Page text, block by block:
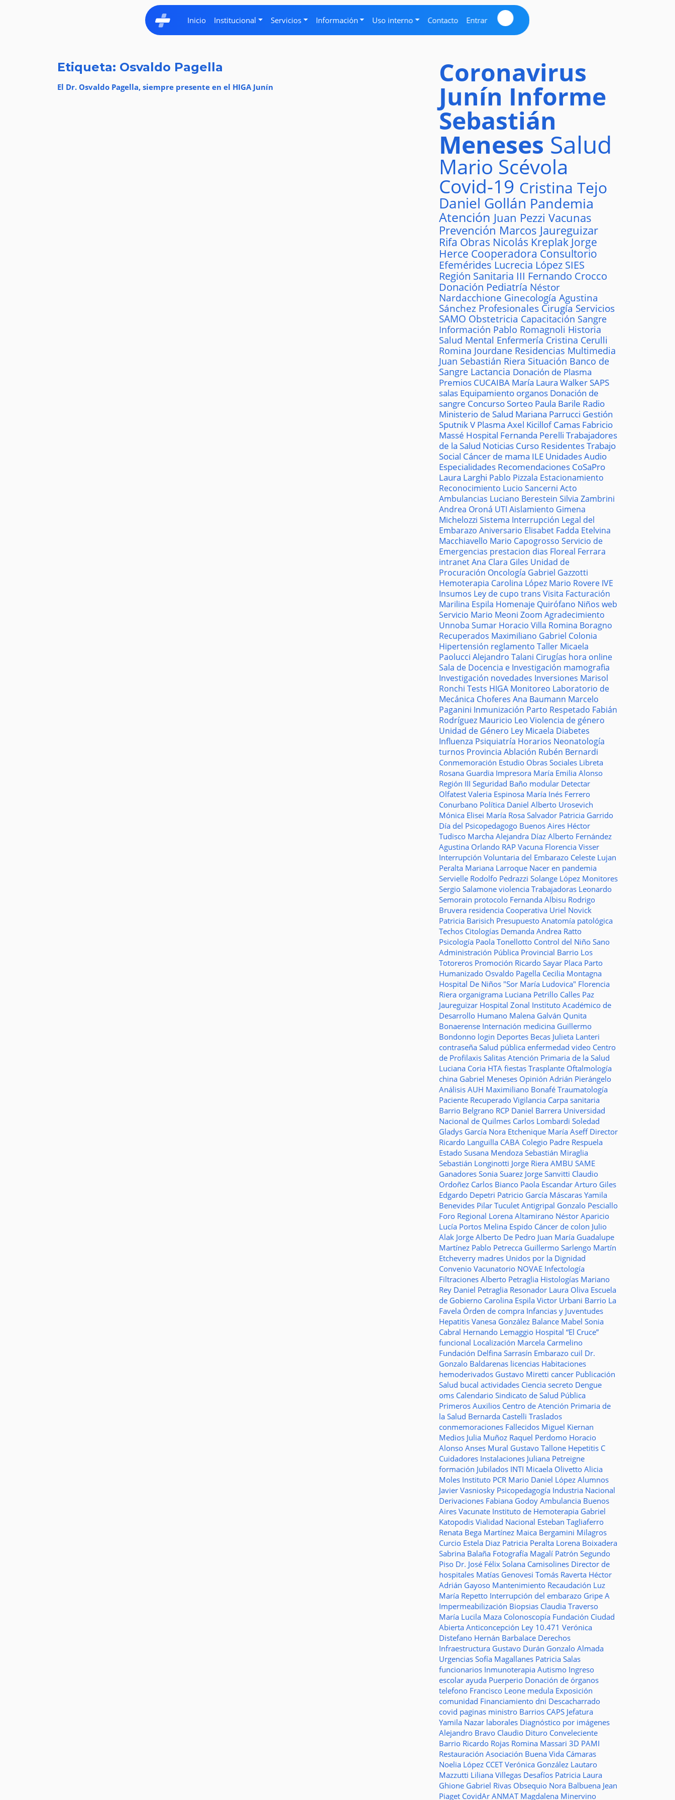
Inicio Institucional Servicios Información Uso interno Contacto Entrar
Etiqueta: Osvaldo Pagella
El Dr. Osvaldo Pagella, siempre presente en el HIGA Junín Coronavirus
Junín Informe
Sebastián
Meneses Salud
Mario Scévola
Covid-19 Cristina Tejo
Daniel Gollán Pandemia
Atención Juan Pezzi Vacunas
Prevención Marcos Jaureguizar
Rifa Obras Nicolás Kreplak Jorge
Herce Cooperadora Consultorio
Efemérides Lucrecia López SIES
Región Sanitaria III Fernando Crocco
Donación Pediatría Néstor
Nardacchione Ginecología Agustina
Sánchez Profesionales Cirugía Servicios
SAMO Obstetricia Capacitación Sangre
Información Pablo Romagnoli Historia
Salud Mental Enfermería Cristina Cerulli
Romina Jourdane Residencias Multimedia
Juan Sebastián Riera Situación Banco de
Sangre Lactancia Donación de Plasma
Premios CUCAIBA María Laura WalkerSAPS
salas Equipamiento organos Donación de
sangre ConcursoSorteo Paula Barile Radio
Ministerio de Salud Mariana Parrucci Gestión
Sputnik V Plasma Axel KicillofCamas Fabricio
Massé Hospital Fernanda Perelli Trabajadores
de la Salud Noticias Curso ResidentesTrabajo
Social Cáncer de mama ILE UnidadesAudio
Especialidades Recomendaciones CoSaPro
Laura Larghi Pablo Pizzala Estacionamiento
Reconocimiento Lucio Sancerni Acto
Ambulancias Luciano Berestein Silvia Zambrini
Andrea Oroná UTI Aislamiento Gimena
Michelozzi Sistema Interrupción Legal del
Embarazo Aniversario Elisabet Fadda Etelvina
Macchiavello Mario Capogrosso Servicio de
Emergencias prestacion dias Floreal Ferrara
intranetAna Clara Giles Unidad de
Procuración Oncología Gabriel Gazzotti
Hemoterapia Carolina López Mario Rovere IVE
Insumos Ley de cupo trans Visita Facturación
Marilina Espila Homenaje Quirófano Niños web
Servicio Mario Meoni Zoom Agradecimiento
Unnoba Sumar Horacio Villa Romina Boragno
Recuperados Maximiliano Gabriel Colonia
Hipertensión reglamento Taller Micaela
Paolucci Alejandro Talani Cirugías hora online
Sala de Docencia e Investigación mamografia
Investigación novedades Inversiones Marisol
Ronchi Tests HIGA Monitoreo Laboratorio de
Mecánica Choferes Ana Baumann Marcelo
Paganini Inmunización Parto Respetado Fabián
Rodríguez Mauricio Leo Violencia de género
Unidad de Género Ley Micaela Diabetes
Influenza Psiquiatría Horarios Neonatología
turnos Provincia Ablación Rubén Bernardi
Conmemoración Estudio Obras Sociales Libreta
Rosana Guardia Impresora María Emilia Alonso
Región III Seguridad Baño modular Detectar
Olfatest Valeria Espinosa María Inés Ferrero
Conurbano Política Daniel Alberto Urosevich
Mónica Elisei María Rosa Salvador Patricia Garrido
Día del Psicopedagogo Buenos Aires Héctor
Tudisco Marcha Alejandra Díaz Alberto Fernández
Agustina Orlando RAP Vacuna Florencia Visser
Interrupción Voluntaria del Embarazo Celeste Lujan
Peralta Mariana Larroque Nacer en pandemia
Servielle Rodolfo Pedrazzi Solange López Monitores
Sergio Salamone violencia Trabajadoras Leonardo
Semorain protocolo Fernanda Albisu Rodrigo
Bruvera residencia Cooperativa Uriel Novick
Patricia Barisich Presupuesto Anatomía patológica
Techos Citologías Demanda Andrea Ratto
Psicología Paola Tonellotto Control del Niño Sano
Administración Pública Provincial Barrio Los
Totoreros Promoción Ricardo Sayar Placa Parto
Humanizado Osvaldo Pagella Cecilia Montagna
Hospital De Niños "Sor María Ludovica" Florencia
Riera organigrama Luciana Petrillo Calles Paz
Jaureguizar Hospital Zonal Instituto Académico de
Desarrollo Humano Malena Galván Qunita
Bonaerense Internación medicina Guillermo
Bondonno login Deportes Becas Julieta Lanteri
contraseña Salud pública enfermedad video Centro
de Profilaxis Salitas Atención Primaria de la Salud
Luciana Coria HTA fiestas Trasplante Oftalmología
china Gabriel Meneses Opinión Adrián Pierángelo
Análisis AUH Maximiliano Bonafé Traumatología
Paciente Recuperado Vigilancia Carpa sanitaria
Barrio Belgrano RCP Daniel Barrera Universidad
Nacional de Quilmes Carlos Lombardi Soledad
Gladys García Nora Etchenique María Aseff Director
Ricardo Languilla CABA Colegio Padre Respuela
Estado Susana Mendoza Sebastián Miraglia
Sebastián Longinotti Jorge Riera AMBU SAME
Ganadores Sonia Suarez Jorge Sanvitti Claudio
Ordoñez Carlos Bianco Paola Escandar Arturo Giles
Edgardo Depetri Patricio García Máscaras Yamila
Benevides Pilar Tuculet Antigripal Gonzalo Pesciallo
Foro Regional Lorena Altamirano Néstor Aparicio
Lucía Portos Melina Espido Cáncer de colon Julio
Alak Jorge Alberto De Pedro Juan María Guadalupe
Martínez Pablo Petrecca Guillermo Sarlengo Martín
Etcheverry madres Unidos por la Dignidad
Convenio Vacunatorio NOVAE Infectología
Filtraciones Alberto Petraglia Histologías Mariano
Rey Daniel Petraglia Resonador Laura Oliva Escuela
de Gobierno Carolina Espila Victor Urbani Barrio La
Favela Órden de compra Infancias y Juventudes
Hepatitis Vanesa González Balance Mabel Sonia
Cabral Hernando Lemaggio Hospital “El Cruce”
funcional Localización Marcela Carmelino
Fundación Delfina Sarrasín Embarazo cuil Dr.
Gonzalo Baldarenas licencias Habitaciones
hemoderivados Gustavo Miretti cancer Publicación
Salud bucal actividades Ciencia secreto Dengue
oms Calendario Sindicato de Salud Pública
Primeros Auxilios Centro de Atención Primaria de
la Salud Bernarda Castelli Traslados
conmemoraciones Fallecidos Miguel Kiernan
Medios Julia Muñoz Raquel Perdomo Horacio
Alonso Anses Mural Gustavo Tallone Hepetitis C
Cuidadores Instalaciones Juliana Petreigne
formación Jubilados INTI Micaela Olivetto Alicia
Moles Instituto PCR Mario Daniel López Alumnos
Javier Vasniosky Psicopedagogía Industria Nacional
Derivaciones Fabiana Godoy Ambulancia Buenos
Aires Vacunate Instituto de Hemoterapia Gabriel
Katopodis Vialidad Nacional Esteban Tagliaferro
Renata Bega Martínez Maica Bergamini Milagros
Curcio Estela Diaz Patricia Peralta Lorena Boixadera
Sabrina Balaña Fotografía Magalí Patrón Segundo
Piso Dr. José Félix Solana Camisolines Director de
hospitales Matías Genovesi Tomás Raverta Héctor
Adrián Gayoso Mantenimiento Recaudación Luz
María Repetto Interrupción del embarazo Gripe A
Impermeabilización Biopsias Claudia Traverso
María Lucila Maza Colonoscopía Fundación Ciudad
Abierta Anticoncepción Ley 10.471 Verónica
Distefano Hernán Barbalace Derechos
Infraestructura Gustavo Durán Gonzalo Almada
Urgencias Sofía Magallanes Patricia Salas
funcionarios Inmunoterapia Autismo Ingreso
escolar ayuda Puerperio Donación de órganos
telefono Francisco Leone medula Exposición
comunidad Financiamiento dni Descacharrado
covid paginas ministro Barrios CAPS Jefatura
Yamila Nazar laborales Diagnóstico por imágenes
Alejandro Bravo Claudio Dituro Conveleciente
Barrio Ricardo Rojas Romina Massari 3D PAMI
Restauración Asociación Buena Vida Cámaras
Noelia López CCETVerónica González Lautaro
Mazzutti Liliana Villegas Desafíos Patricia Laura
Ghione Gabriel Rivas Obsequio Nora Balbuena Jean
Piaget CovidAr ANMAT Magdalena Minervino